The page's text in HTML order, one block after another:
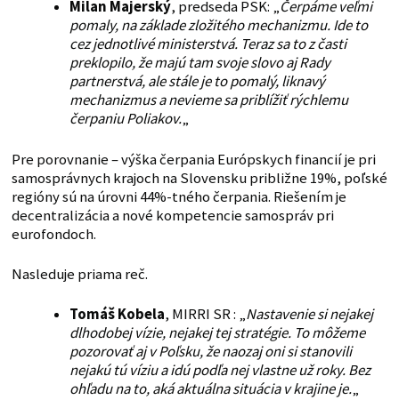
Milan Majerský, predseda PSK: „Čerpáme veľmi
pomaly, na základe zložitého mechanizmu. Ide to
cez jednotlivé ministerstvá. Teraz sa to z časti
preklopilo, že majú tam svoje slovo aj Rady
partnerstvá, ale stále je to pomalý, liknavý
mechanizmus a nevieme sa priblížiť rýchlemu
čerpaniu Poliakov.„
Pre porovnanie – výška čerpania Európskych financií je pri
samosprávnych krajoch na Slovensku približne 19%, poľské
regióny sú na úrovni 44%-tného čerpania. Riešením je
decentralizácia a nové kompetencie samospráv pri
eurofondoch.
Nasleduje priama reč.
Tomáš Kobela, MIRRI SR : „Nastavenie si nejakej
dlhodobej vízie, nejakej tej stratégie. To môžeme
pozorovať aj v Poľsku, že naozaj oni si stanovili
nejakú tú víziu a idú podľa nej vlastne už roky. Bez
ohľadu na to, aká aktuálna situácia v krajine je.„